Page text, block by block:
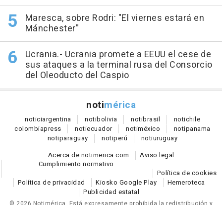
Maresca, sobre Rodri: "El viernes estará en
Mánchester"
Ucrania.- Ucrania promete a EEUU el cese de
sus ataques a la terminal rusa del Consorcio
del Oleoducto del Caspio
notimérica
noticiargentina notibolivia notibrasil notichile
colombiapress notiecuador notiméxico notipanama
notiparaguay notiperú notiuruguay
Acerca de notimerica.com
Aviso legal
Cumplimiento normativo
Política de cookies
Política de privacidad
Kiosko Google Play
Hemeroteca
Publicidad estatal